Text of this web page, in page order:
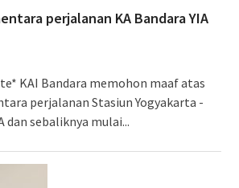
perjalanan KA Bandara YIA
KAI Bandara memohon maaf atas
perjalanan Stasiun Yogyakarta -
dan sebaliknya mulai...